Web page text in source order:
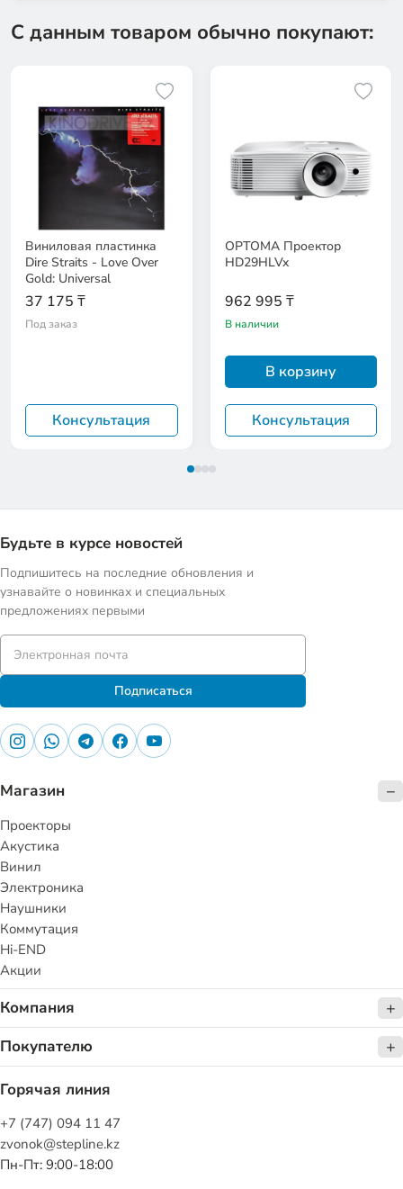
С данным товаром обычно покупают:
Виниловая пластинка
Dire Straits - Love Over
Gold: Universal
37 175 ₸
Под заказ
Консультация
OPTOMA Проектор
HD29HLVx
962 995 ₸
В наличии
В корзину
Консультация
Будьте в курсе новостей
Подпишитесь на последние обновления и
узнавайте о новинках и специальных
предложениях первыми
Подписаться
Магазин
Проекторы
Акустика
Винил
Электроника
Наушники
Коммутация
Hi-END
Акции
Компания
Покупателю
Горячая линия
+7 (747) 094 11 47
zvonok@stepline.kz
Пн-Пт: 9:00-18:00